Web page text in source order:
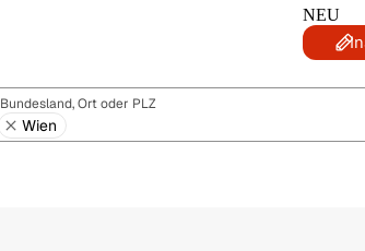
NEU
Bundesland, Ort oder PLZ
Wien